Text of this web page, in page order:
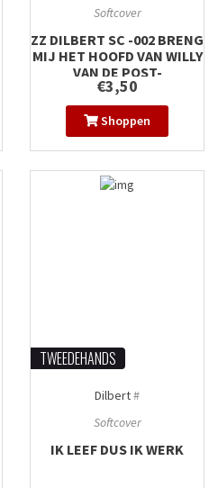
Softcover
ZZ DILBERT SC -002 BRENG
MIJ HET HOOFD VAN WILLY
VAN DE POST-
KAMERBRENG MIJ HET
HOOFD VAN WILLY VAN DE
POST-KAMER
€3,50
Shoppen
TWEEDEHANDS
Dilbert#
Softcover
IK LEEF DUS IK WERK